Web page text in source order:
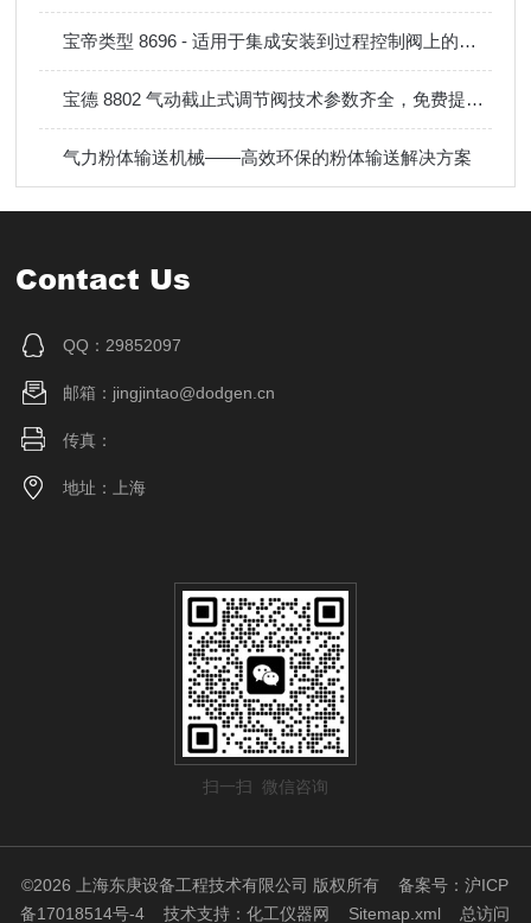
宝帝类型 8696 - 适用于集成安装到过程控制阀上的数字式电动气动位置调节器
宝德 8802 气动截止式调节阀技术参数齐全，免费提供工况选型方案
气力粉体输送机械——高效环保的粉体输送解决方案
Contact Us
QQ：29852097
邮箱：jingjintao@dodgen.cn
传真：
地址：上海
扫一扫 微信咨询
©2026 上海东庚设备工程技术有限公司 版权所有备案号：沪ICP
备17018514号-4 技术支持：化工仪器网 Sitemap.xml 总访问